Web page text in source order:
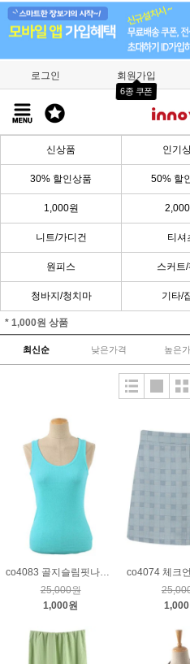
로그인 회원가입
6종 쿠폰
신상품 인기
30% 할인상품 50% 할
1,000원
니트/가디건 티셔
원피스 스커트
청바지/청치마 기타/
* 1,000원 상품
최신순 낮은가격 높은
co4083 골지슬림핏나시티_연청록
25,000원
1,000원